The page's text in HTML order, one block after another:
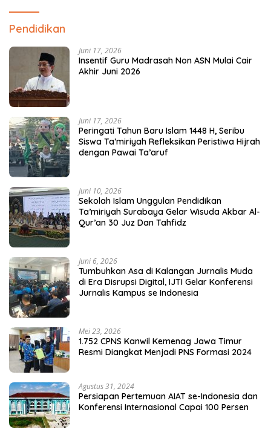
Pendidikan
Juni 17, 2026
Insentif Guru Madrasah Non ASN Mulai Cair
Akhir Juni 2026
Juni 17, 2026
Peringati Tahun Baru Islam 1448 H, Seribu
Siswa Ta’miriyah Refleksikan Peristiwa Hijrah
dengan Pawai Ta’aruf
Juni 10, 2026
Sekolah Islam Unggulan Pendidikan
Ta’miriyah Surabaya Gelar Wisuda Akbar Al-
Qur’an 30 Juz Dan Tahfidz
Juni 6, 2026
Tumbuhkan Asa di Kalangan Jurnalis Muda
di Era Disrupsi Digital, IJTI Gelar Konferensi
Jurnalis Kampus se Indonesia
Mei 23, 2026
1.752 CPNS Kanwil Kemenag Jawa Timur
Resmi Diangkat Menjadi PNS Formasi 2024
Agustus 31, 2024
Persiapan Pertemuan AIAT se-Indonesia dan
Konferensi Internasional Capai 100 Persen